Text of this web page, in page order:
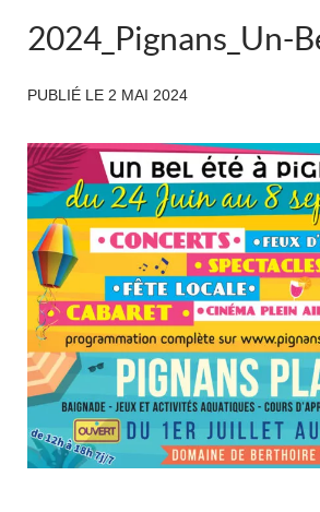
2024_Pignans_Un-
PUBLIÉ LE 2 MAI 2024